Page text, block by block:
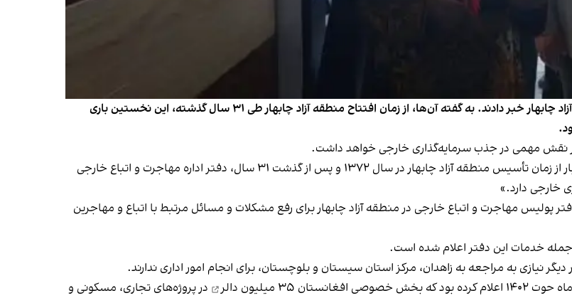
مسئولان ایرانی از راه‌اندازی دفتر اداره مهاجرت و اتباع خارجی در منطقه آزاد چابهار خبر دادند. به گفته آن‌ها، از زمان افتتاح منطقه آزاد چابهار طی ۳۱ سال گذشته، این نخستین باری
نقش مهمی در جذب سرمایه‌گذاری خارجی خواهد داشت.
حمیرا ریگی به خبرگزاری جمهوری اسلامی (ایرنا) گفت: «برای نخستین بار از زمان تأسیس منطقه آزاد چابهار در سال ۱۳۷۲ و پس از گذشت ۳۱ سال، دفتر اداره مهاجرت و اتباع خارجی
خارجی دارد.»
مهاجرت و اتباع خارجی در منطقه آزاد چابهار برای رفع مشکلات و مسائل مرتبط با اتباع و مهاجرین
جمله خدمات این دفتر اعلام شده است.
نیازی به مراجعه به زاهدان، مرکز استان سیستان و بلوچستان، برای انجام امور اداری ندارند.
افغانستان
۳۵ میلیون دالر
در پروژه‌های تجاری، مسکونی و